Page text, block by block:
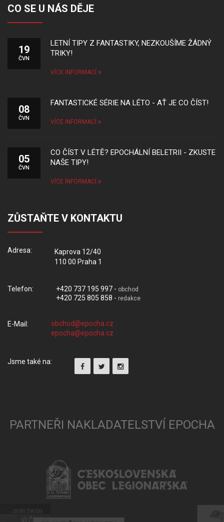
CO SE U NÁS DĚJE
19
ČVN
LETNÍ TIPY Z FANTASTIKY, NEZKOUŠÍME ŽÁDNÝ
TRIKY!
VÍCE INFORMACÍ
08
ČVN
FANTASTICKÉ SÉRIE NA LÉTO - AŤ JE CO ČÍST!
VÍCE INFORMACÍ
05
ČVN
CO ČÍST V LÉTĚ? EPOCHÁLNÍ BELETRII - ZKUSTE
NAŠE TIPY!
VÍCE INFORMACÍ
ZŮSTAŇTE V KONTAKTU
Adresa:
Kaprova 12/40
110 00 Praha 1
Telefon: +420 737 195 997 - obchod
+420 725 805 858 - redakce
E-Mail:
Jsme také na:
PARTNEŘI NAKLADATELSTVÍ EPOCHA